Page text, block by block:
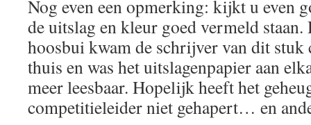
Nog even een opmerking: kijkt u even
de uitslag en kleur goed vermeld
hoosbui kwam de schrijver van dit stuk
thuis en was het uitslagenpapier aan
meer leesbaar. Hopelijk heeft het
competitieleider niet gehapert… en